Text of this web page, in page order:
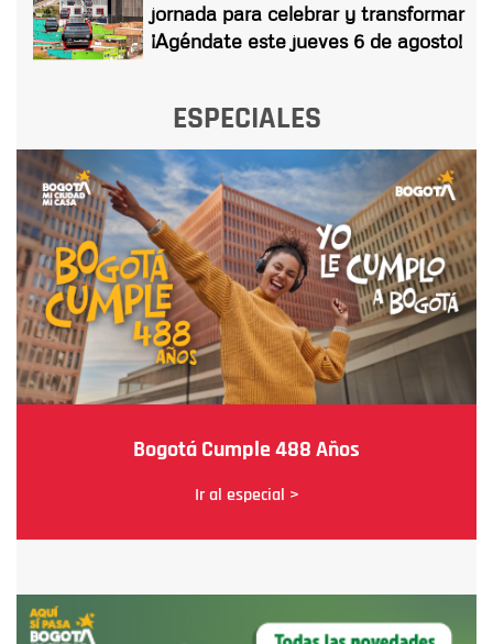
jornada para celebrar y transformar
¡Agéndate este jueves 6 de agosto!
ESPECIALES
Bogotá Cumple 488 Años
Ir al especial >